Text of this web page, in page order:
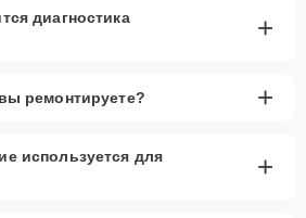
диагностика
+
ремонтируете? +
используется для
+